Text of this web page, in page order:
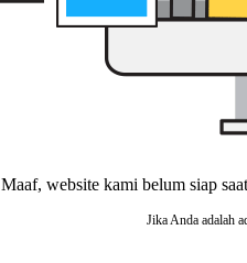
Maaf, website kami belum siap
Jika Anda adalah